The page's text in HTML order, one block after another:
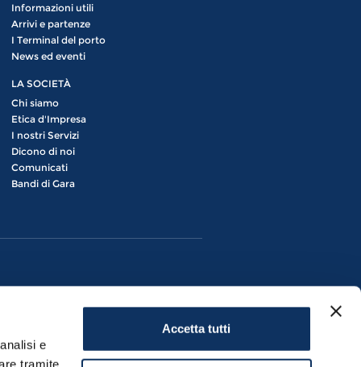
e
tramite
Accetta tutti
Informazioni utili
Arrivi e partenze
I Terminal del porto
News ed eventi
LA SOCIETÀ
Chi siamo
Etica d'Impresa
I nostri Servizi
Dicono di noi
Comunicati
Bandi di Gara